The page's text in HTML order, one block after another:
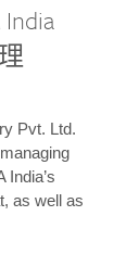
Pvt. Ltd.
India’s
as well as